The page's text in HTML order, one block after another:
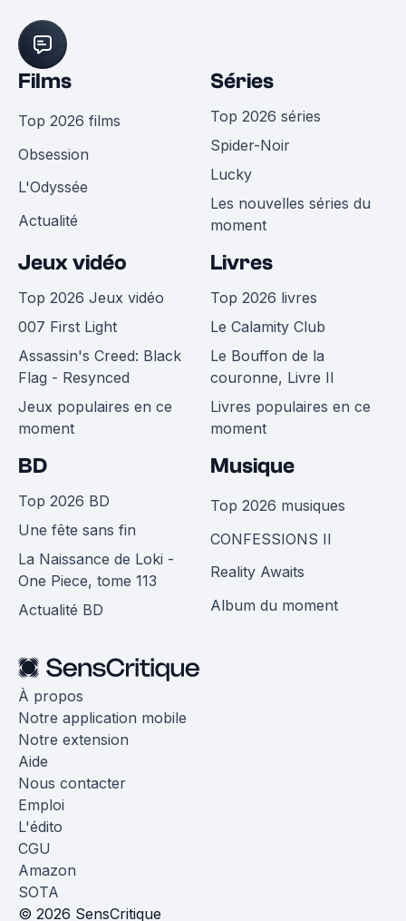
Films
Top 2026 films
Obsession
L'Odyssée
Actualité
Séries
Top 2026 séries
Spider-Noir
Lucky
Les nouvelles séries du
moment
Jeux vidéo
Top 2026 Jeux vidéo
007 First Light
Assassin's Creed: Black
Flag - Resynced
Jeux populaires en ce
moment
Livres
Top 2026 livres
Le Calamity Club
Le Bouffon de la
couronne, Livre II
Livres populaires en ce
moment
BD
Top 2026 BD
Une fête sans fin
La Naissance de Loki -
One Piece, tome 113
Actualité BD
Musique
Top 2026 musiques
CONFESSIONS II
Reality Awaits
Album du moment
À propos
Notre application mobile
Notre extension
Aide
Nous contacter
Emploi
L'édito
CGU
Amazon
SOTA
© 2026 SensCritique